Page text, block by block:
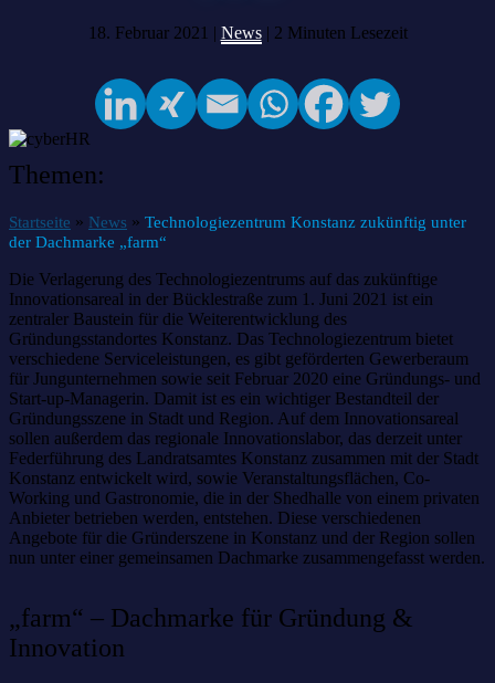
18. Februar 2021 | News| 2 Minuten Lesezeit
Themen:
Startseite » News » Technologiezentrum Konstanz zukünftig unter
der Dachmarke „farm“
Die Verlagerung des Technologiezentrums auf das zukünftige
Innovationsareal in der Bücklestraße zum 1. Juni 2021 ist ein
zentraler Baustein für die Weiterentwicklung des
Gründungsstandortes Konstanz. Das Technologiezentrum bietet
verschiedene Serviceleistungen, es gibt geförderten Gewerberaum
für Jungunternehmen sowie seit Februar 2020 eine Gründungs- und
Start-up-Managerin. Damit ist es ein wichtiger Bestandteil der
Gründungsszene in Stadt und Region. Auf dem Innovationsareal
sollen außerdem das regionale Innovationslabor, das derzeit unter
Federführung des Landratsamtes Konstanz zusammen mit der Stadt
Konstanz entwickelt wird, sowie Veranstaltungsflächen, Co-
Working und Gastronomie, die in der Shedhalle von einem privaten
Anbieter betrieben werden, entstehen. Diese verschiedenen
Angebote für die Gründerszene in Konstanz und der Region sollen
nun unter einer gemeinsamen Dachmarke zusammengefasst werden.
„farm“ – Dachmarke für Gründung &
Innovation